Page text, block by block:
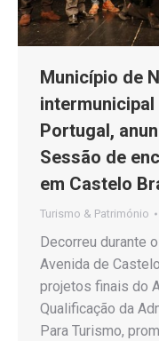
Município de
Portugal,
Sessão de
em Castelo
Turismo & Património
Decorreu durante
Avenida de
projetos finais do
Qualificação da
Para Turismo,